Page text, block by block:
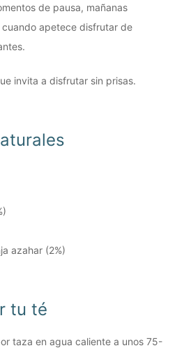
de pausa, mañanas
apetece disfrutar de
invita a disfrutar sin prisas.
azahar (2%)
tu té
taza en agua caliente a unos 75-